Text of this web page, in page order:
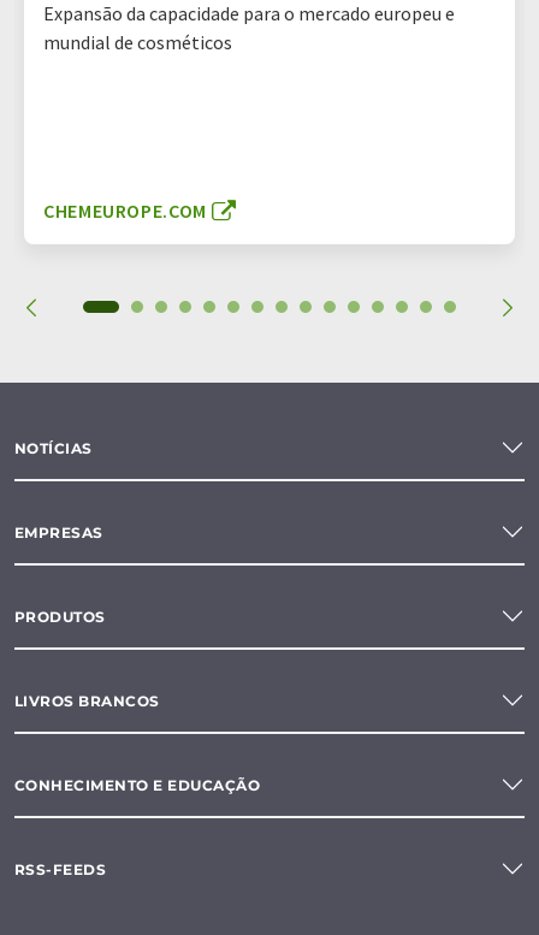
Expansão da capacidade para o mercado europeu e
mundial de cosméticos
CHEMEUROPE.COM
NOTÍCIAS
EMPRESAS
PRODUTOS
LIVROS BRANCOS
CONHECIMENTO E EDUCAÇÃO
RSS-FEEDS